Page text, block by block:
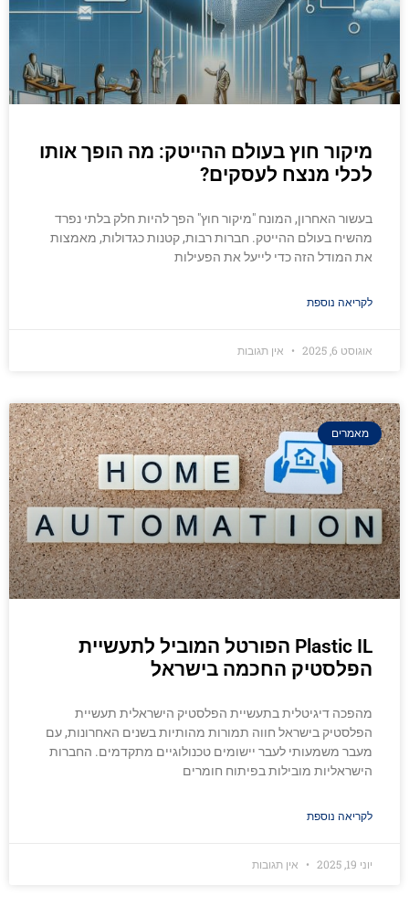
מיקור חוץ בעולם ההייטק: מה הופך אותו
לכלי מנצח לעסקים?
בעשור האחרון, המונח "מיקור חוץ" הפך להיות חלק בלתי נפרד
מהשיח בעולם ההייטק. חברות רבות, קטנות כגדולות, מאמצות
את המודל הזה כדי לייעל את הפעילות
לקריאה נוספת
אוגוסט 6, 2025 אין תגובות
מאמרים
Plastic IL הפורטל המוביל לתעשיית
הפלסטיק החכמה בישראל
מהפכה דיגיטלית בתעשיית הפלסטיק הישראלית תעשיית
הפלסטיק בישראל חווה תמורות מהותיות בשנים האחרונות, עם
מעבר משמעותי לעבר יישומים טכנולוגיים מתקדמים. החברות
הישראליות מובילות בפיתוח חומרים
לקריאה נוספת
יוני 19, 2025 אין תגובות